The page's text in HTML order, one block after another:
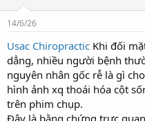
s
t
a
r
t
e
r
14/6/26
Usac Chiropractic Khi đối
dẳng, nhiều người bệnh
nguyên nhân gốc rễ là gì
hình ảnh xq thoái hóa cột
trên phim chụp.
Đây là bằng chứng trực